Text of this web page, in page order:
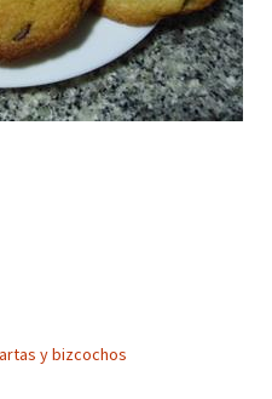
Condensada de Chufa
y bizcochos